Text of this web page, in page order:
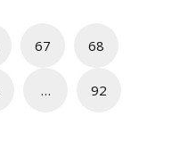
67 68
… 92